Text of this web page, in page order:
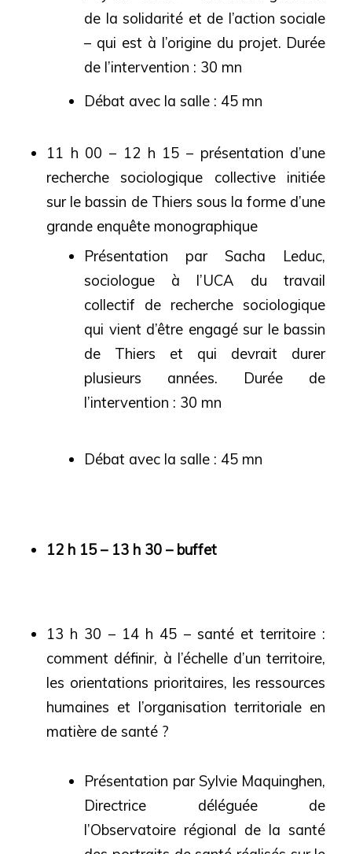
de la solidarité et de l’action sociale
– qui est à l’origine du projet. Durée
de l’intervention : 30 mn
Débat avec la salle : 45 mn
11 h 00 – 12 h 15 – présentation d’une
recherche sociologique collective initiée
sur le bassin de Thiers sous la forme d’une
grande enquête monographique
Présentation par Sacha Leduc,
sociologue à l’UCA du travail
collectif de recherche sociologique
qui vient d’être engagé sur le bassin
de Thiers et qui devrait durer
plusieurs années. Durée de
l’intervention : 30 mn
Débat avec la salle : 45 mn
12 h 15 – 13 h 30 – buffet
13 h 30 – 14 h 45 – santé et territoire :
comment définir, à l’échelle d’un territoire,
les orientations prioritaires, les ressources
humaines et l’organisation territoriale en
matière de santé ?
Présentation par Sylvie Maquinghen,
Directrice déléguée de
l’Observatoire régional de la santé